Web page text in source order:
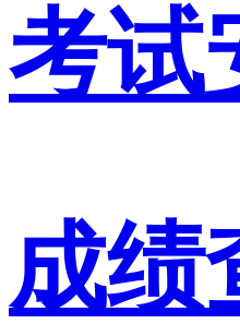
考试
成绩